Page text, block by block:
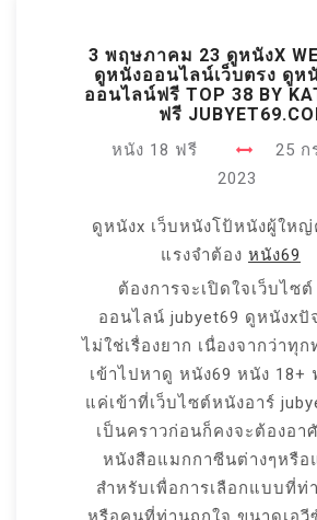
3 พฤษภาคม 23 ดูหนังX
ดูหนังออนไลน์เว็บตรง ดูห
ออนไลน์ฟรี TOP 38 BY
ฟรี
หนัง 18 ฟรี
25 ก
2023
ดูหนังx เว็บหนังโป้หนังผู้ให
แรงจำต้อง หนัง69
ต้องการจะเปิดใจเว็บไซ
ออนไลน์ jubyet69 ดูหนังx
ไม่ใช่เรื่องยาก เนื่องจากว่าทุ
เข้าไปหาดู หนัง69 หนัง 18+
แค่เข้าที่เว็บไซต์หนังอาร์
เป็นคราวก่อนก็คงจะต้องอา
หนังสือแมกกาซีนต่างๆหรือ
สำหรับเพื่อการเลือกแบบที่ท่